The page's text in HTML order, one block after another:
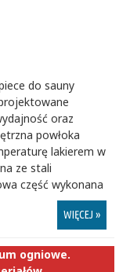
do sauny
oraz
powłoka
lakierem w
ze stali
część wykonana
WIĘCEJ »
ogniowe.